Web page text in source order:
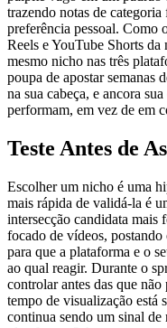
trazendo notas de
preferência pessoal. Como
Reels e YouTube Shorts
mesmo nicho nas três
poupa de apostar semanas
na sua cabeça, e ancora
performam, em vez de em
Teste Antes de
Escolher um nicho é uma
mais rápida de validá-la é
intersecção candidata mais
focado de vídeos, postando
para que a plataforma e o
ao qual reagir. Durante o
controlar antes das que não
tempo de visualização está
continua sendo um sinal de